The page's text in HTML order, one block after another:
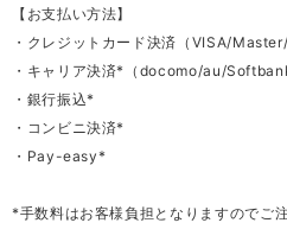
【お支払い方法】
・クレジットカード決済（VISA/
・キャリア決済*（docomo/au/
・銀行振込*
・コンビニ決済*
・Pay-easy*
*手数料はお客様負担となりますのでご注